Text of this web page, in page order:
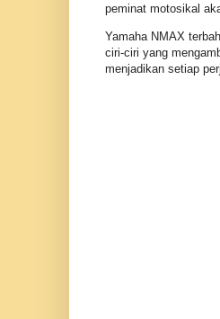
peminat motosikal
Yamaha NMAX
ciri-ciri yang
menjadikan setiap